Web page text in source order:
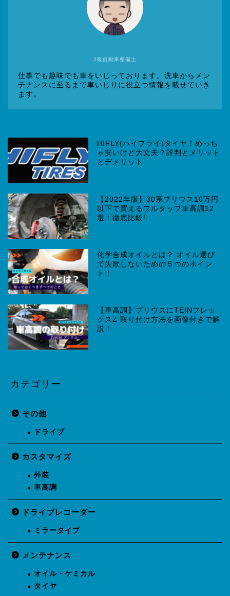
2級自動車整備士
仕事でも趣味でも車をいじっております。洗車からメン
テナンスに至るまで車いじりに役立つ情報を載せていき
ます。
HIFLY(ハイフライ)タイヤ！めっち
ゃ安いけど大丈夫？評判とメリット
とデメリット
【2022年版】30系プリウス10万円
以下で買えるフルタップ車高調12
選！徹底比較!
化学合成オイルとは？ オイル選び
で失敗しないための５つのポイン
ト！
【車高調】プリウスにTEINフレッ
クスZ 取り付け方法を画像付きで解
説！
カテゴリー
その他
ドライブ
カスタマイズ
外装
車高調
ドライブレコーダー
ミラータイプ
メンテナンス
オイル・ケミカル
タイヤ